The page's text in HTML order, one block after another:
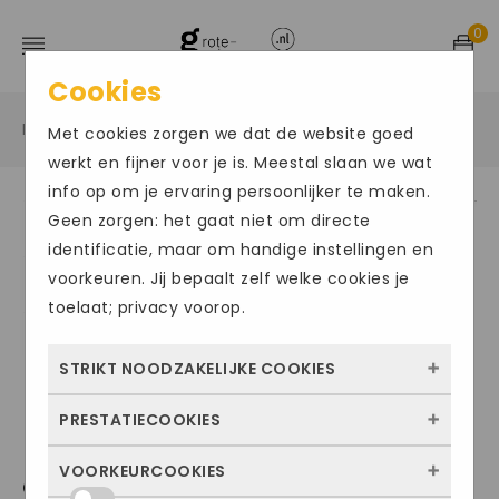
0
Home / Grote maten damesschoenen / Sneakers
GABOR1370
Cookies
Met cookies zorgen we dat de website goed
werkt en fijner voor je is. Meestal slaan we wat
info op om je ervaring persoonlijker te maken.
Geen zorgen: het gaat niet om directe
identificatie, maar om handige instellingen en
voorkeuren. Jij bepaalt zelf welke cookies je
toelaat; privacy voorop.
STRIKT NOODZAKELIJKE COOKIES
Deze cookies zorgen ervoor dat de website
kunnen niet worden uitgezet. Meestal
PRESTATIECOOKIES
Met deze cookies zien we hoe vaak onze
VOORKEURCOOKIES